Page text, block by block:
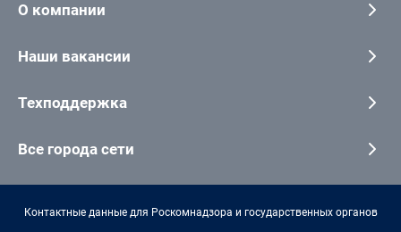
О компании
Наши вакансии
Техподдержка
Все города сети
Контактные данные для Роскомнадзора и государственных органов